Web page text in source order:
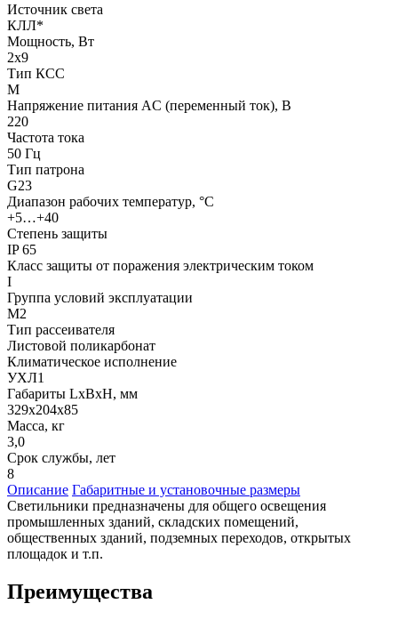
Источник света
КЛЛ*
Мощность, Вт
2х9
Тип КСС
М
Напряжение питания AC (переменный ток), В
220
Частота тока
50 Гц
Тип патрона
G23
Диапазон рабочих температур, °С
+5…+40
Степень защиты
IP 65
Класс защиты от поражения электрическим током
I
Группа условий эксплуатации
М2
Тип рассеивателя
Листовой поликарбонат
Климатическое исполнение
УХЛ1
Габариты LxBxH, мм
329х204х85
Масса, кг
3,0
Срок службы, лет
8
Описание Габаритные и установочные размеры
Светильники предназначены для общего освещения
промышленных зданий, складских помещений,
общественных зданий, подземных переходов, открытых
площадок и т.п.
Преимущества